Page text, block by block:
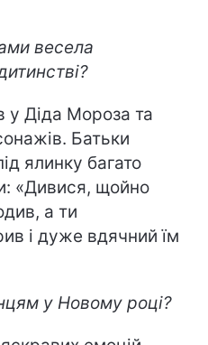
весела
у Діда Мороза та
Батьки
ялинку багато
«Дивися, щойно
а ти
і дуже вдячний їм
у Новому році?